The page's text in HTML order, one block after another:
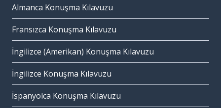
Almanca Konuşma Kılavuzu
Fransızca Konuşma Kılavuzu
İngilizce (Amerikan) Konuşma Kılavuzu
İngilizce Konuşma Kılavuzu
İspanyolca Konuşma Kılavuzu